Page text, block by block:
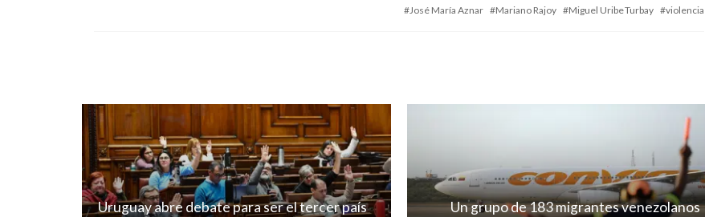
José María Aznar
Mariano Rajoy Miguel Uribe Turbay violencia
Uruguay abre debate para ser el tercer país
Un grupo de 183 migrantes venezolanos